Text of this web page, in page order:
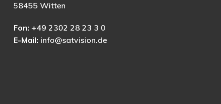
58455 Witten
Fon: +49 2302 28 23 3 0
E-Mail: info@satvision.de